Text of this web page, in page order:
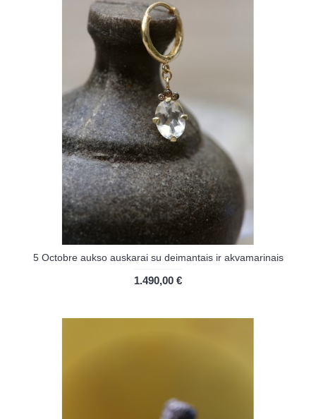
5 Octobre aukso auskarai su deimantais ir akvamarinais
1.490,00 €